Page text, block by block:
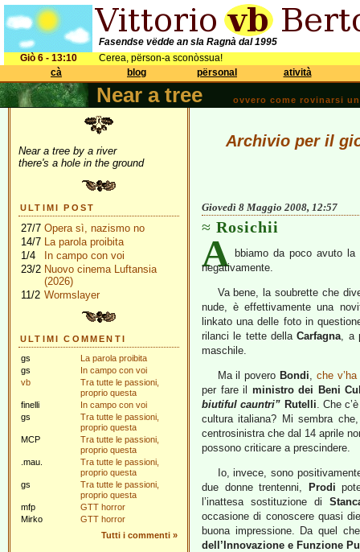
Fasendse vëdde an sla Ragnà dal 1995
Giò 6 - 13:10
Cerea, përson-a sconòssua!
cà
blog përsonal atività
Near a tree ovvero come rovinarsi
Near a tree by a river
there's a hole in the ground
ULTIMI POST
27/7 Opera sì, nazismo no
14/7 La parola proibita
1/4
In campo con voi
23/2 Nuovo cinema Luftansia
(2026)
11/2 Wormslayer
ULTIMI COMMENTI
gs
La parola proibita
gs
In campo con voi
vb
Tra tutte le passioni,
proprio questa
finelli
In campo con voi
gs
Tra tutte le passioni,
proprio questa
MCP
Tra tutte le passioni,
proprio questa
.mau.
Tra tutte le passioni,
proprio questa
gs
Tra tutte le passioni,
proprio questa
mfp
GTT horror
Mirko
GTT horror
Tutti i commenti »
Archivio per il
Giovedì 8 Maggio 2008, 12:57
Rosichii
A bbiamo da poco avuto
negativamente.
Va bene, la soubrette che
nude, è effettivamente una
linkato una delle foto in
rilanci le tette dellaCarfagna, a
maschile.
Ma il povero Bondi,che
per fare il ministro dei Beni
biutiful cauntri” Rutelli. Che
cultura italiana? Mi sembra
centrosinistra che dal 14 aprile
possono criticare a prescindere.
Io, invece, sono
due donne trentenni,
Prodi
l’inattesa sostituzione di
occasione di conoscere quasi
buona impressione. Da quel
dell’Innovazione e Funzione